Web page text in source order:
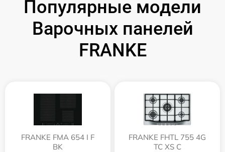
Популярные модели
Варочных панелей
FRANKE
FRANKE FMA 654 I F
BK
FRANKE FHTL 755 4G
TC XS C